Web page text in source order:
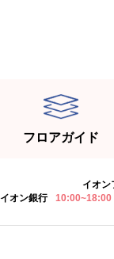
フロアガイド
イオン
イオン銀行
10:00~18:00